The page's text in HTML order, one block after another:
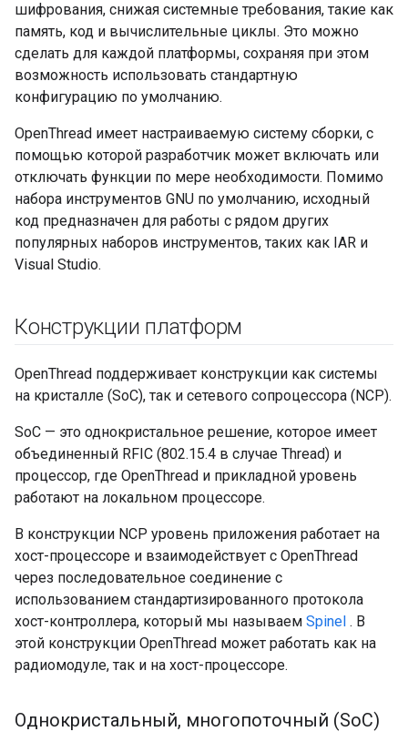
шифрования, снижая системные требования, такие как
память, код и вычислительные циклы. Это можно
сделать для каждой платформы, сохраняя при этом
возможность использовать стандартную
конфигурацию по умолчанию.
OpenThread имеет настраиваемую систему сборки, с
помощью которой разработчик может включать или
отключать функции по мере необходимости. Помимо
набора инструментов GNU по умолчанию, исходный
код предназначен для работы с рядом других
популярных наборов инструментов, таких как IAR и
Visual Studio.
Конструкции платформ
OpenThread поддерживает конструкции как системы
на кристалле (SoC), так и сетевого сопроцессора (NCP).
SoC — это однокристальное решение, которое имеет
объединенный RFIC (802.15.4 в случае Thread) и
процессор, где OpenThread и прикладной уровень
работают на локальном процессоре.
В конструкции NCP уровень приложения работает на
хост-процессоре и взаимодействует с OpenThread
через последовательное соединение с
использованием стандартизированного протокола
хост-контроллера, который мы называем Spinel . В
этой конструкции OpenThread может работать как на
радиомодуле, так и на хост-процессоре.
Однокристальный, многопоточный (SoC)